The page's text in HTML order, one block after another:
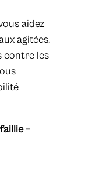
aidez
agitées,
contre les
–